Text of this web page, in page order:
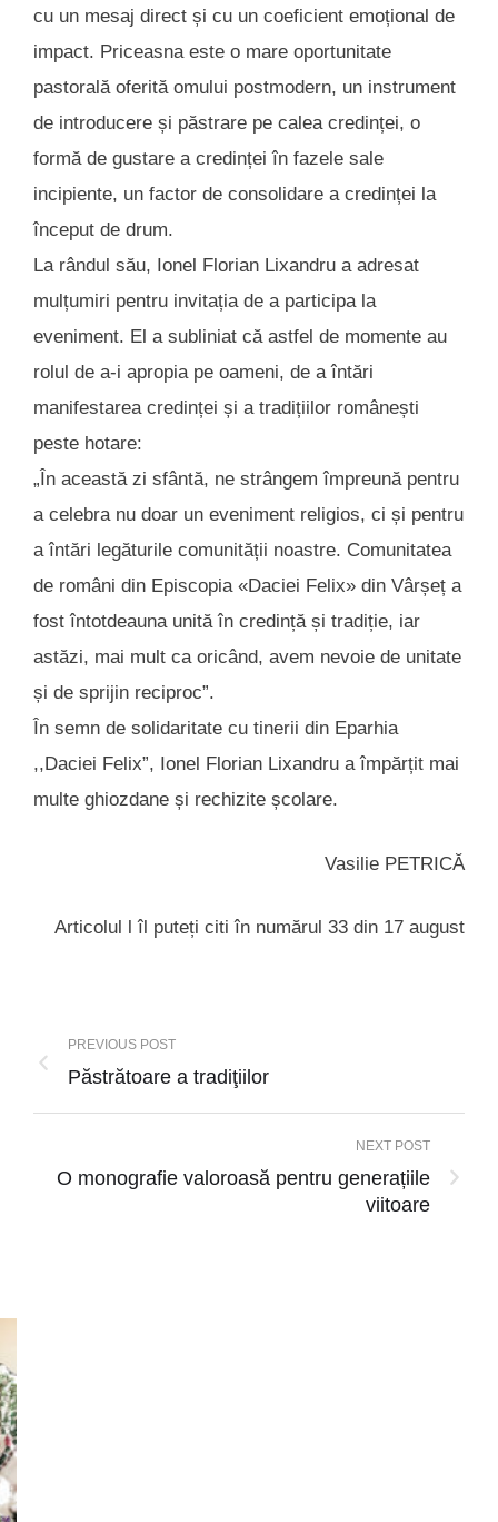
cu un mesaj direct și cu un coeficient emoțional de
impact. Priceasna este o mare oportunitate
pastorală oferită omului postmodern, un instrument
de introducere și păstrare pe calea credinței, o
formă de gustare a credinței în fazele sale
incipiente, un factor de consolidare a credinței la
început de drum.
La rândul său, Ionel Florian Lixandru a adresat
mulțumiri pentru invitația de a participa la
eveniment. El a subliniat că astfel de momente au
rolul de a-i apropia pe oameni, de a întări
manifestarea credinței și a tradițiilor românești
peste hotare:
„În această zi sfântă, ne strângem împreună pentru
a celebra nu doar un eveniment religios, ci și pentru
a întări legăturile comunității noastre. Comunitatea
de români din Episcopia «Daciei Felix» din Vârșeț a
fost întotdeauna unită în credință și tradiție, iar
astăzi, mai mult ca oricând, avem nevoie de unitate
și de sprijin reciproc”.
În semn de solidaritate cu tinerii din Eparhia
,,Daciei Felix”, Ionel Florian Lixandru a împărțit mai
multe ghiozdane și rechizite școlare.
Vasilie PETRICĂ
Articolul l îl puteți citi în numărul 33 din 17 august
PREVIOUS POST
Păstrătoare a tradiţiilor
NEXT POST
O monografie valoroasă pentru generațiile
viitoare